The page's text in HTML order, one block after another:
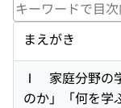
まえがき
Ⅰ 家庭分野の
のか」「何を学